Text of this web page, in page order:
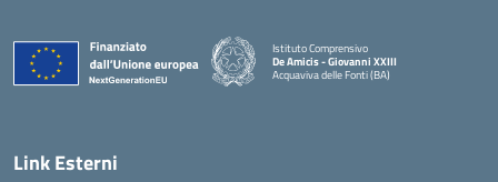
Istituto Comprensivo
De Amicis - Giovanni XXIII
Acquaviva delle Fonti (BA)
— Visita la pagina iniziale della scuola
Link Esterni